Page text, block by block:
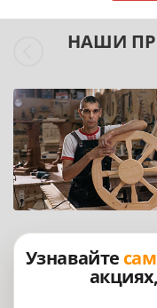
НАШИ
Узнавайте
акциях,